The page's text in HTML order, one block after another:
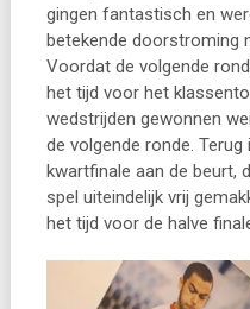
gingen fantastisch en
betekende doorstroming
Voordat de volgende
het tijd voor het
wedstrijden gewonnen
de volgende ronde.
kwartfinale aan de beurt,
spel uiteindelijk vrij
het tijd voor de halve